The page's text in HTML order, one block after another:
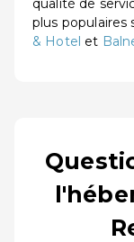
qualité de
plus
& Hotel et